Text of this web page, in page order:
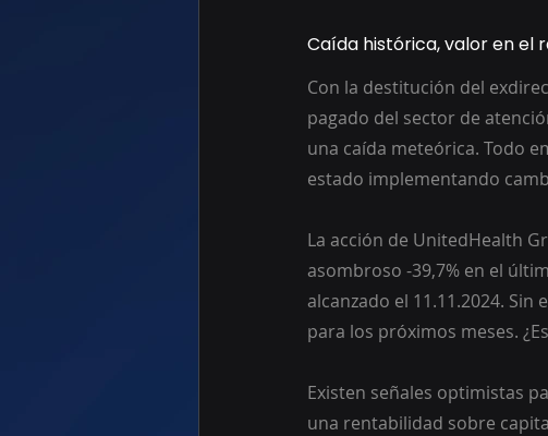
Caída histórica, valor en el
Con la destitución del
pagado del sector de
una caída meteórica. Todo
estado implementando
La acción de UnitedHealth
asombroso -39,7% en el
alcanzado el 11.11.2024.
para los próximos meses.
Existen señales optimistas
una rentabilidad sobre